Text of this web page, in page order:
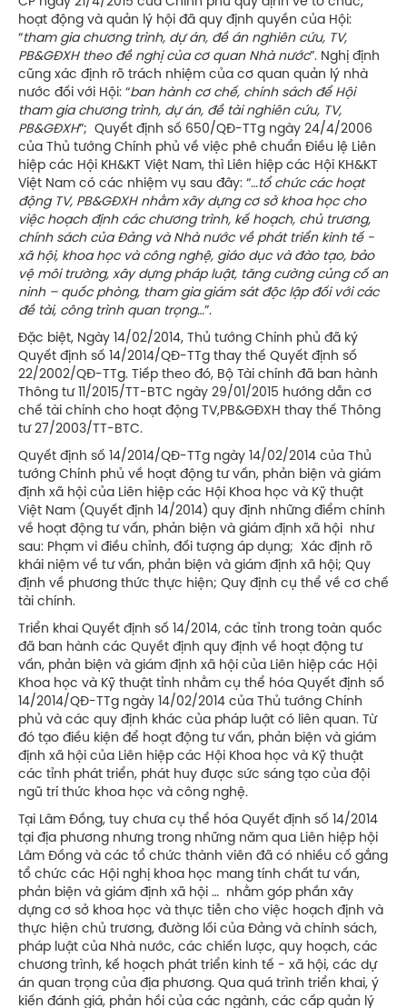
hoạt động và quản lý hội đã quy định quyền của Hội:
“tham gia chương trình, dự án, đề án nghiên cứu, TV,
PB&GĐXH theo đề nghị của cơ quan Nhà nước”. Nghị định
cũng xác định rõ trách nhiệm của cơ quan quản lý nhà
nước đối với Hội: “ban hành cơ chế, chính sách để Hội
tham gia chương trình, dự án, đề tài nghiên cứu, TV,
PB&GĐXH”; Quyết định số 650/QĐ-TTg ngày 24/4/2006
của Thủ tướng Chính phủ về việc phê chuẩn Điều lệ Liên
hiệp các Hội KH&KT Việt Nam, thì Liên hiệp các Hội KH&KT
Việt Nam có các nhiệm vụ sau đây: “…tổ chức các hoạt
động TV, PB&GĐXH nhằm xây dựng cơ sở khoa học cho
việc hoạch định các chương trình, kế hoạch, chủ trương,
chính sách của Đảng và Nhà nước về phát triển kinh tế -
xã hội, khoa học và công nghệ, giáo dục và đào tạo, bảo
vệ môi trường, xây dựng pháp luật, tăng cường củng cố an
ninh – quốc phòng, tham gia giám sát độc lập đối với các
đề tài, công trình quan trọng…”.
Đặc biệt, Ngày 14/02/2014, Thủ tướng Chính phủ đã ký
Quyết định số 14/2014/QĐ-TTg thay thế Quyết định số
22/2002/QĐ-TTg. Tiếp theo đó, Bộ Tài chính đã ban hành
Thông tư 11/2015/TT-BTC ngày 29/01/2015 hướng dẫn cơ
chế tài chính cho hoạt động TV,PB&GĐXH thay thế Thông
tư 27/2003/TT-BTC.
Quyết định số 14/2014/QĐ-TTg ngày 14/02/2014 của Thủ
tướng Chính phủ về hoạt động tư vấn, phản biện và giám
định xã hội của Liên hiệp các Hội Khoa học và Kỹ thuật
Việt Nam (Quyết định 14/2014) quy định những điểm chính
về hoạt động tư vấn, phản biện và giám định xã hội như
sau: Phạm vi điều chỉnh, đối tượng áp dụng; Xác định rõ
khái niệm về tư vấn, phản biện và giám định xã hội; Quy
định về phương thức thực hiện; Quy định cụ thể về cơ chế
tài chính.
Triển khai Quyết định số 14/2014, các tỉnh trong toàn quốc
đã ban hành các Quyềt định quy định về hoạt động tư
vấn, phản biện và giám định xã hội của Liên hiệp các Hội
Khoa học và Kỹ thuật tỉnh nhằm cụ thể hóa Quyết định số
14/2014/QĐ-TTg ngày 14/02/2014 của Thủ tướng Chính
phủ và các quy định khác của pháp luật có liên quan. Từ
đó tạo điều kiện để hoạt động tư vấn, phản biện và giám
định xã hội của Liên hiệp các Hội Khoa học và Kỹ thuật
các tỉnh phát triển, phát huy được sức sáng tạo của đội
ngũ trí thức khoa học và công nghệ.
Tại Lâm Đồng, tuy chưa cụ thể hóa Quyết định số 14/2014
tại địa phương nhưng trong những năm qua Liên hiệp hội
Lâm Đồng và các tổ chức thành viên đã có nhiều cố gắng
tổ chức các Hội nghị khoa học mang tính chất tư vấn,
phản biện và giám định xã hội … nhằm góp phần xây
dựng cơ sở khoa học và thực tiễn cho việc hoạch định và
thực hiện chủ trương, đường lối của Đảng và chính sách,
pháp luật của Nhà nước, các chiến lược, quy hoạch, các
chương trình, kế hoạch phát triển kinh tế - xã hội, các dự
án quan trọng của địa phương. Qua quá trình triển khai, ý
kiến đánh giá, phản hồi của các ngành, các cấp quản lý